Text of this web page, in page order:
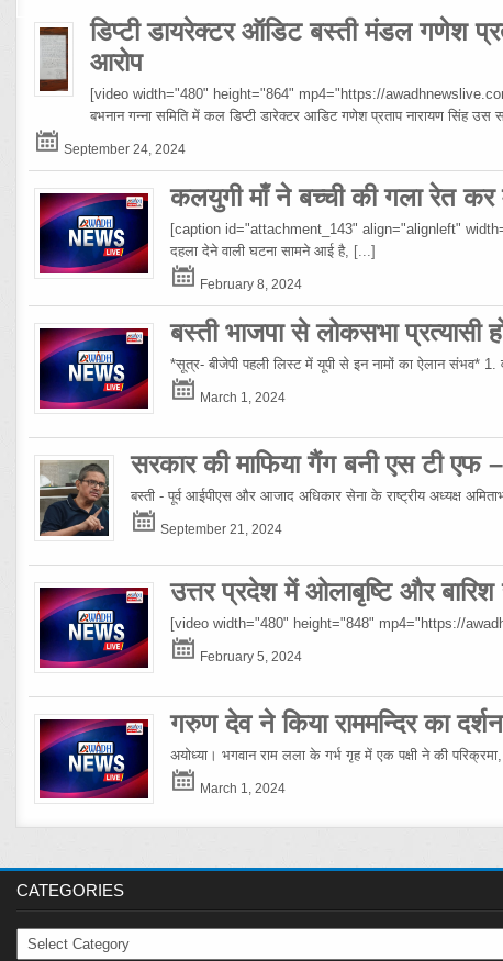
डिप्टी डायरेक्टर ऑडिट बस्ती मंडल गणेश
आरोप
[video width="480" height="864" mp4="https://
बभनान गन्ना समिति में कल डिप्टी डारेक्टर आडिट गणेश प्रताप नारायण सिंह उस
September 24, 2024
कलयुगी माँ ने बच्ची की गला रेत कर
[caption id="attachment_143" align="alignleft"
दहला देने वाली घटना सामने आई है, [...]
February 8, 2024
बस्ती भाजपा से लोकसभा प्रत्यासी
*सूत्र- बीजेपी पहली लिस्ट में यूपी से इन नामों का ऐलान संभव* 1.
March 1, 2024
सरकार की माफिया गैंग बनी एस टी एफ
बस्ती - पूर्व आईपीएस और आजाद अधिकार सेना के राष्ट्रीय अध्यक्ष
September 21, 2024
उत्तर प्रदेश में ओलाबृष्टि और
[video width="480" height="848" mp4="https://
February 5, 2024
गरुण देव ने किया राममन्दिर का
अयोध्या। भगवान राम लला के गर्भ गृह में एक पक्षी ने की
March 1, 2024
CATEGORIES
Categories